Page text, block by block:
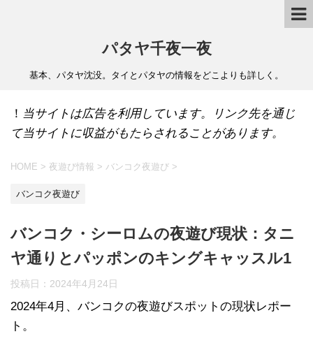
パタヤ千夜一夜
基本、パタヤ沈没。タイとパタヤの情報をどこよりも詳しく。
！ 当サイトは広告を利用しています。リンク先を通じ
て当サイトに収益がもたらされることがあります。
HOME > 夜遊び情報 > バンコク夜遊び >
バンコク夜遊び
バンコク・シーロムの夜遊び現状：タニ
ヤ通りとパッポンのキングキャッスル1
投稿日： 2024年4月24日
2024年4月、バンコクの夜遊びスポットの現状レポー
ト。